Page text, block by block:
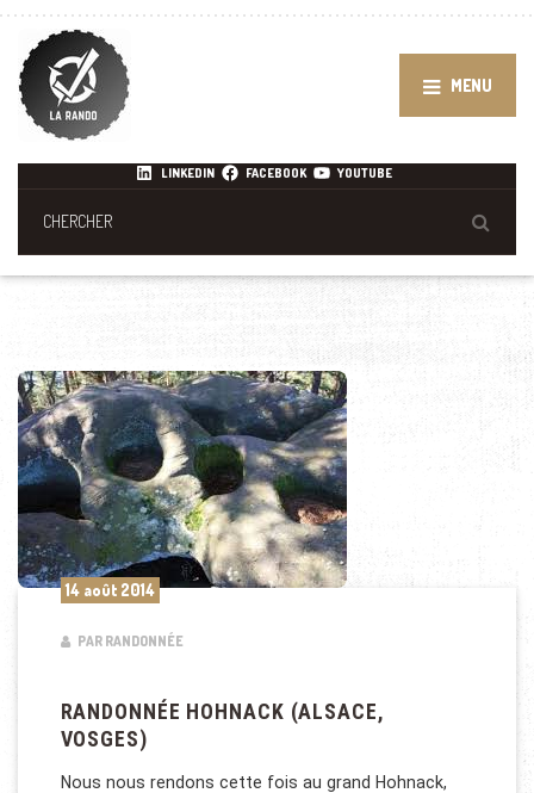
MENU
LINKEDIN FACEBOOK YOUTUBE
14 août 2014
PAR RANDONNÉE
RANDONNÉE HOHNACK (ALSACE,
VOSGES)
Nous nous rendons cette fois au grand Hohnack,